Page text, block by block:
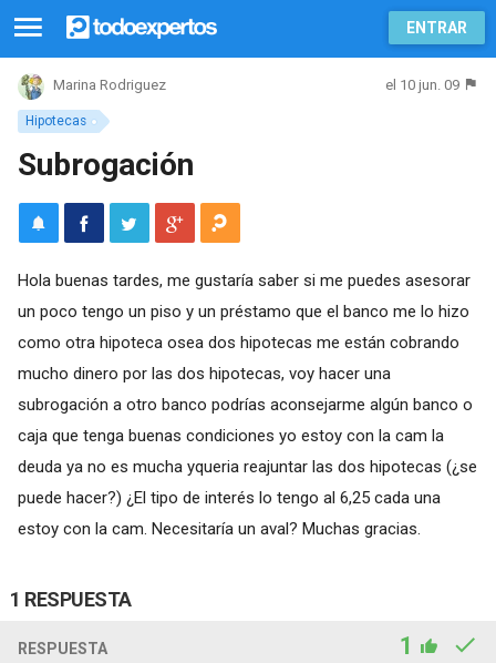
ENTRAR
Hipotecas
Marina Rodriguez el 10 jun. 09
Subrogación
Hola buenas tardes, me gustaría saber si me puedes asesorar
un poco tengo un piso y un préstamo que el banco me lo hizo
como otra hipoteca osea dos hipotecas me están cobrando
mucho dinero por las dos hipotecas, voy hacer una
subrogación a otro banco podrías aconsejarme algún banco o
caja que tenga buenas condiciones yo estoy con la cam la
deuda ya no es mucha yqueria reajuntar las dos hipotecas (¿se
puede hacer?) ¿El tipo de interés lo tengo al 6,25 cada una
estoy con la cam. Necesitaría un aval? Muchas gracias.
1 RESPUESTA
RESPUESTA 1